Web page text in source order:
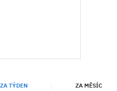
ZA TÝDEN ZA MĚSÍC